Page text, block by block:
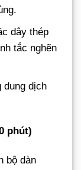
dây thép
tắc nghẽn
dung dịch
phút)
bộ dàn